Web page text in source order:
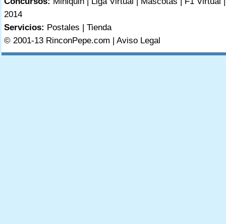
2014
Servicios: Postales | Tienda
© 2001-13 RinconPepe.com | Aviso Legal